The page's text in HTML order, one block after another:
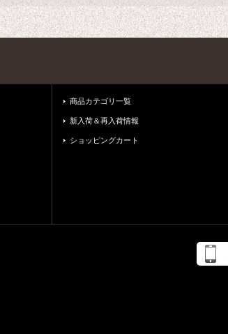
商品カテゴリ一覧
新入荷＆再入荷情報
ショッピングカート